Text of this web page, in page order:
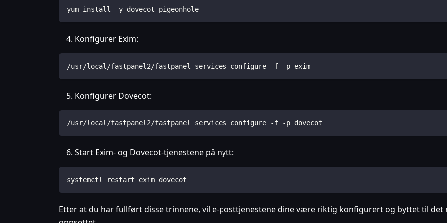
yum install -y dovecot-pigeonhole
Konfigurer Exim:
/usr/local/fastpanel2/fastpanel services configure -f -p exim
Konfigurer Dovecot:
/usr/local/fastpanel2/fastpanel services configure -f -p dovecot
Start Exim- og Dovecot-tjenestene på nytt:
systemctl restart exim dovecot
Etter at du har fullført disse trinnene, vil e-posttjenestene dine være riktig konfigurert og byttet til det